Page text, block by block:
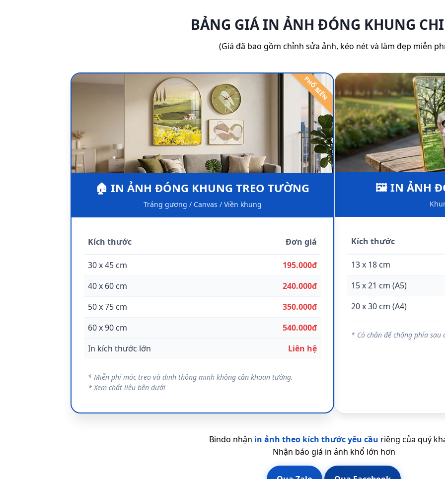
BẢNG GIÁ IN ẢNH ĐÓNG KHUNG
(Giá đã bao gồm chỉnh sửa ảnh, kéo nét và làm đẹp miễn
PHỔ BIẾN
🏠 IN ẢNH ĐÓNG KHUNG TREO TƯỜNG
Tráng gương / Canvas / Viền khung
Kích thước Đơn giá
30 x 45 cm
195.000đ
40 x 60 cm
240.000đ
50 x 75 cm
350.000đ
60 x 90 cm
540.000đ
In kích thước lớn
Liên hệ
* Miễn phí móc treo và đinh thông minh không cần khoan tường.
* Xem chất liệu bên dưới
🖼️ IN ẢNH
Kích thước
13 x 18 cm
15 x 21 cm (A5)
20 x 30 cm (A4)
* Có chân đế chống phía sau
Bindo nhận in ảnh theo kích thước yêu cầu riêng của quý
Nhận báo giá in ảnh khổ lớn hơn